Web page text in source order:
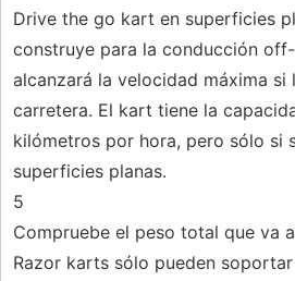
Drive the go kart en superficies
construye para la conducción
alcanzará la velocidad máxima si
carretera. El kart tiene la
kilómetros por hora, pero sólo si
superficies planas.
5
Compruebe el peso total que va
Razor karts sólo pueden